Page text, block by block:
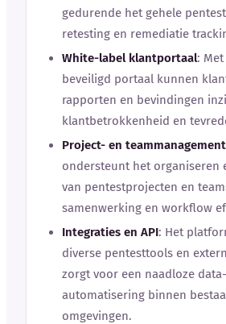
gedurende het gehele
retesting en remediatie
White-label klantportaal:
beveiligd portaal kunnen
rapporten en bevindingen
klantbetrokkenheid en
Project- en teammanagement
ondersteunt het organiseren
van pentestprojecten en
samenwerking en workflow
Integraties en API: Het
diverse pentesttools en
zorgt voor een naadloze
automatisering binnen
omgevingen.